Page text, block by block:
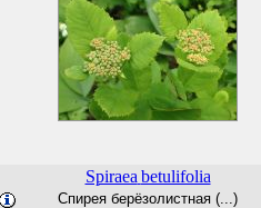
Spiraea betulifolia
Спирея берёзолистная (...)